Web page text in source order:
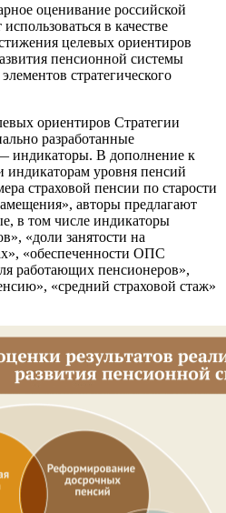
оценивание российской
в качестве
целевых ориентиров
пенсионной системы
стратегического
ориентиров Стратегии
разработанные
индикаторы. В дополнение к
индикаторам уровня пенсий
страховой пенсии по старости
авторы предлагают
в том числе индикаторы
«доли занятости на
«обеспеченности ОПС
работающих пенсионеров»,
«средний страховой стаж»